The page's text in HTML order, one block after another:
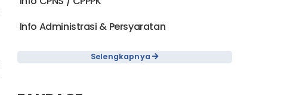
Info CPNS / CPPPK
Info Administrasi & Persyaratan
Selengkapnya